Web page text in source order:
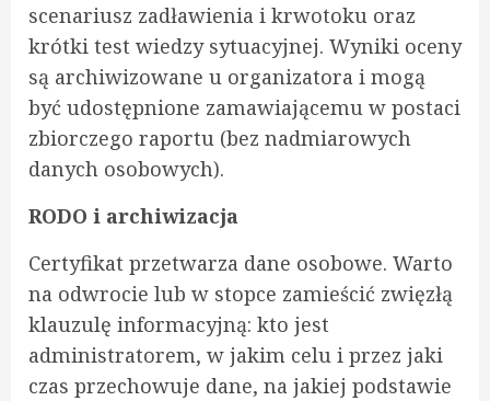
scenariusz zadławienia i krwotoku oraz
krótki test wiedzy sytuacyjnej. Wyniki oceny
są archiwizowane u organizatora i mogą
być udostępnione zamawiającemu w postaci
zbiorczego raportu (bez nadmiarowych
danych osobowych).
RODO i archiwizacja
Certyfikat przetwarza dane osobowe. Warto
na odwrocie lub w stopce zamieścić zwięzłą
klauzulę informacyjną: kto jest
administratorem, w jakim celu i przez jaki
czas przechowuje dane, na jakiej podstawie